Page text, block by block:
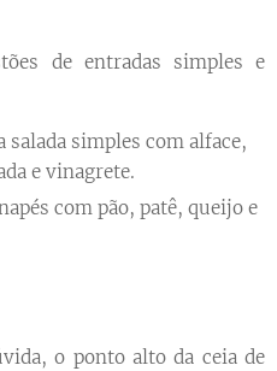
de entradas simples e
salada simples com alface,
e vinagrete.
com pão, patê, queijo e
o ponto alto da ceia de